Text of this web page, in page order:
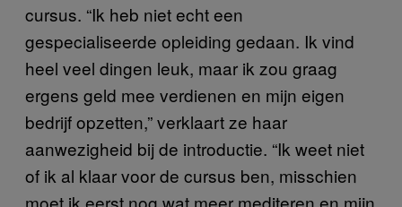
cursus. “Ik heb niet echt een
gespecialiseerde opleiding gedaan. Ik vind
heel veel dingen leuk, maar ik zou graag
ergens geld mee verdienen en mijn eigen
bedrijf opzetten,” verklaart ze haar
aanwezigheid bij de introductie. “Ik weet niet
of ik al klaar voor de cursus ben, misschien
moet ik eerst nog wat meer mediteren en mijn